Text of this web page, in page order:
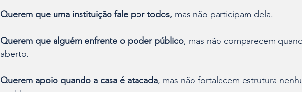
Querem que uma instituição fale por todos, mas não participam dela.
Querem que alguém enfrente o poder público, mas não comparecem
aberto.
Querem apoio quando a casa é atacada, mas não fortalecem estrutura